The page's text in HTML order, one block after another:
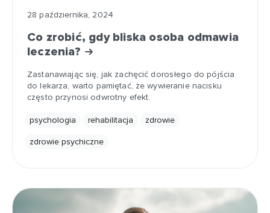
28 października, 2024
Co zrobić, gdy bliska osoba odmawia
leczenia?
Zastanawiając się, jak zachęcić dorosłego do pójścia
do lekarza, warto pamiętać, że wywieranie nacisku
często przynosi odwrotny efekt.
psychologia rehabilitacja zdrowie
zdrowie psychiczne